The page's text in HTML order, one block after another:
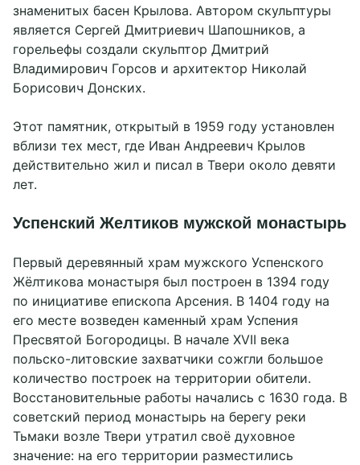
знаменитых басен Крылова. Автором скульптуры
является Сергей Дмитриевич Шапошников, а
горельефы создали скульптор Дмитрий
Владимирович Горсов и архитектор Николай
Борисович Донских.
Этот памятник, открытый в 1959 году установлен
вблизи тех мест, где Иван Андреевич Крылов
действительно жил и писал в Твери около девяти
лет.
Успенский Желтиков мужской монастырь
Первый деревянный храм мужского Успенского
Жёлтикова монастыря был построен в 1394 году
по инициативе епископа Арсения. В 1404 году на
его месте возведен каменный храм Успения
Пресвятой Богородицы. В начале XVII века
польско-литовские захватчики сожгли большое
количество построек на территории обители.
Восстановительные работы начались с 1630 года. В
советский период монастырь на берегу реки
Тьмаки возле Твери утратил своё духовное
значение: на его территории разместились